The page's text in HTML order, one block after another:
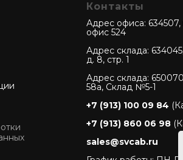
Адрес офиса: 634507,
офис 524
Адрес склада:
д. 8, стр. 1
Адрес склада:
58а, Склад №5-1
+7 (913) 100 09 84
+7 (913) 860 06 98
sales@svcab.ru
Контакты